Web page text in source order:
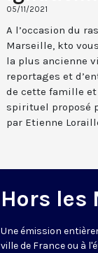
05/11/2021
A l’occasion du
Marseille, kto
la plus ancienne
reportages et
de cette famille et
spirituel proposé
par Etienne
Hors les
Une émission
ville de France ou à